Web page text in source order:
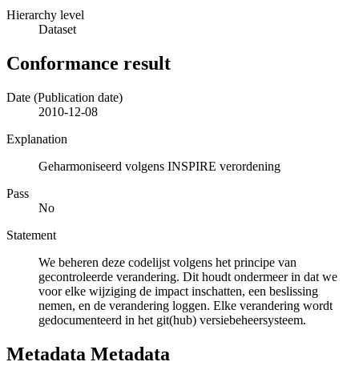
Hierarchy level
Dataset
Conformance result
Date (Publication date)
2010-12-08
Explanation
Geharmoniseerd volgens INSPIRE verordening
Pass
No
Statement
We beheren deze codelijst volgens het principe van
gecontroleerde verandering. Dit houdt ondermeer in dat we
voor elke wijziging de impact inschatten, een beslissing
nemen, en de verandering loggen. Elke verandering wordt
gedocumenteerd in het git(hub) versiebeheersysteem.
Metadata Metadata